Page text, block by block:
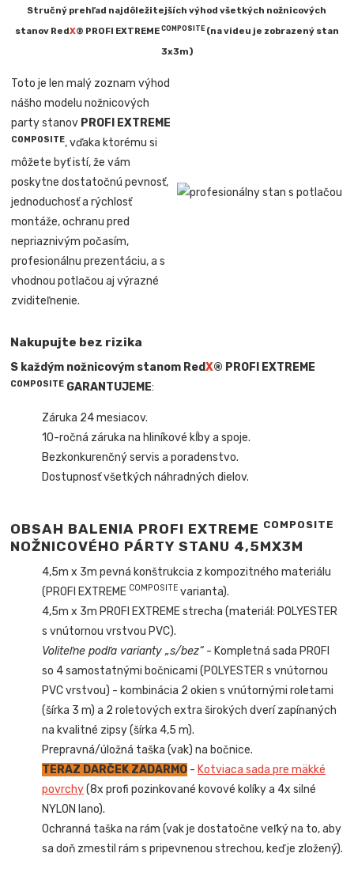
Stručný prehľad najdôležitejších výhod všetkých nožnicových
stanov Red X® PROFI EXTREME COMPOSITE(na videu je zobrazený stan
3x3m)
Toto je len malý zoznam výhod
nášho modelu nožnicových
party stanov PROFI EXTREME
COMPOSITE, vďaka ktorému si
môžete byť istí, že vám
poskytne dostatočnú pevnosť,
jednoduchosť a rýchlosť
montáže, ochranu pred
nepriaznivým počasím,
profesionálnu prezentáciu, a s
vhodnou potlačou aj výrazné
zviditeľnenie.
Nakupujte bez rizika
S každým nožnicovým stanom RedX® PROFI EXTREME
COMPOSITE GARANTUJEME:
Záruka 24 mesiacov.
10-ročná záruka na hliníkové kĺby a spoje.
Bezkonkurenčný servis a poradenstvo.
Dostupnosť všetkých náhradných dielov.
OBSAH BALENIA PROFI EXTREME COMPOSITE
NOŽNICOVÉHO PÁRTY STANU 4,5MX3M
4,5m x 3mpevná konštrukcia z kompozitného materiálu
(PROFI EXTREME COMPOSITE varianta).
4,5m x 3m PROFI EXTREME strecha (materiál: POLYESTER
s vnútornou vrstvou PVC).
Voliteľne podľa varianty „s/bez“ - Kompletná sada PROFI
so 4 samostatnými bočnicami (POLYESTER s vnútornou
PVC vrstvou) - kombinácia 2 okien s vnútornými roletami
(šírka 3 m) a 2 roletových extra širokých dverí zapínaných
na kvalitné zipsy (šírka 4,5 m).
Prepravná/úložná taška (vak) na bočnice.
TERAZ DARČEK ZADARMO - Kotviaca sada pre mäkké
povrchy(8x profi pozinkované kovové kolíky a 4x silné
NYLON lano).
Ochranná taška na rám (vak je dostatočne veľký na to, aby
sa doň zmestil rám s pripevnenou strechou, keď je zložený).